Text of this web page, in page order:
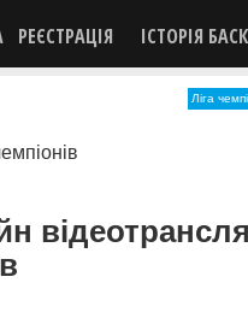
РЕЄСТРАЦІЯ ІСТОРІЯ
Ліга